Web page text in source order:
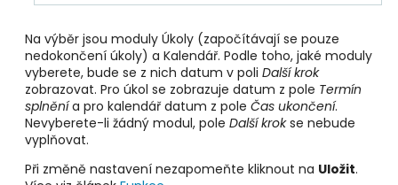
Na výběr jsou moduly Úkoly (započítávají se pouze
nedokončení úkoly) a Kalendář. Podle toho, jaké moduly
vyberete, bude se z nich datum v poli Další krok
zobrazovat. Pro úkol se zobrazuje datum z pole Termín
splněnía pro kalendář datum z pole Čas ukončení.
Nevyberete-li žádný modul, pole Další krokse nebude
vyplňovat.
Při změně nastavení nezapomeňte kliknout na Uložit.